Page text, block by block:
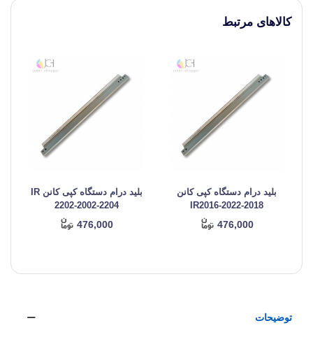
کالاهای مرتبط
بلید درام دستگاه کپی کانن
IR2016-2022-2018
476,000
بلید درام دستگاه کپی کانن IR
2202-2002-2204
476,000
توضیحات